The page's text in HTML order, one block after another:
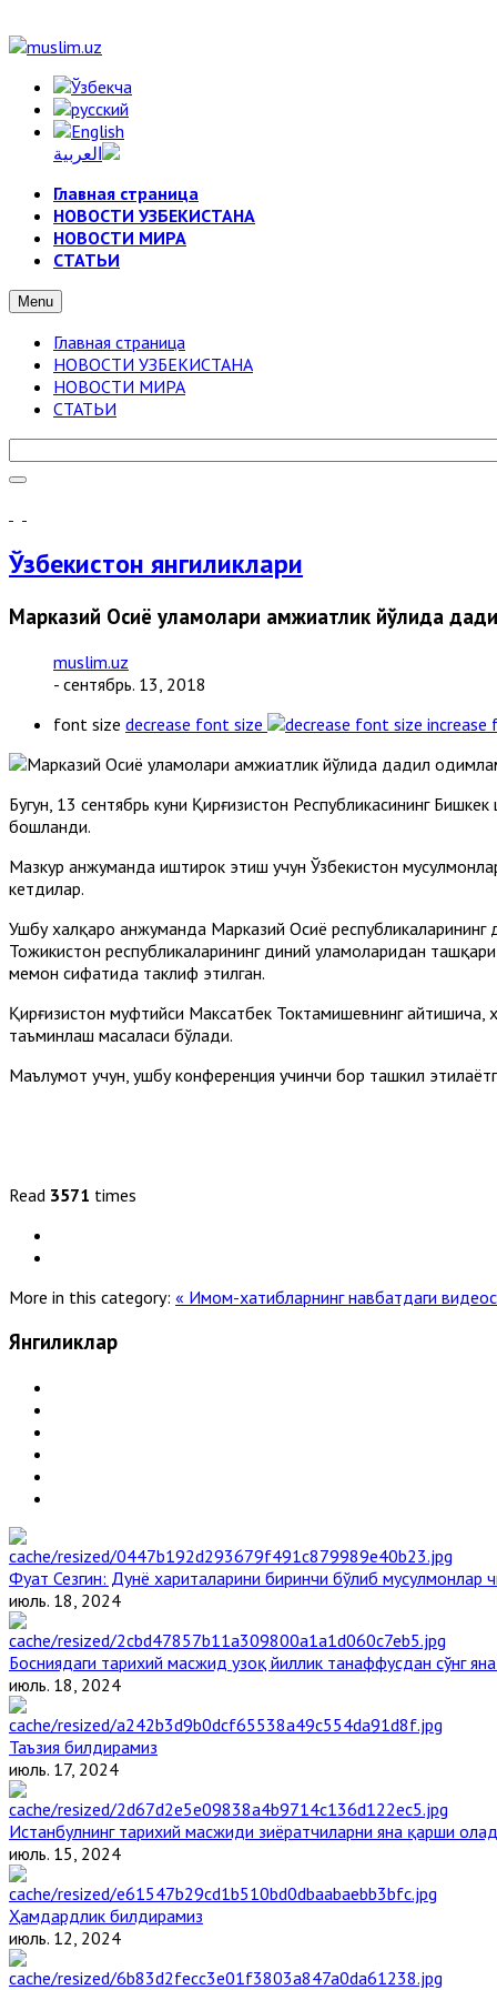
Главная страница
НОВОСТИ УЗБЕКИСТАНА
НОВОСТИ МИРА
СТАТЬИ
Menu
Главная страница
НОВОСТИ УЗБЕКИСТАНА
НОВОСТИ МИРА
СТАТЬИ
Ўзбекистон янгиликлари
Марказий Осиё уламолари ҳамжиҳатлик йўлида
muslim.uz
- сентябрь. 13, 2018
font size decrease font size increase
Бугун, 13 сентябрь куни Қирғизистон Республикасининг
бошланди.
Мазкур анжуманда иштирок этиш учун Ўзбекистон
кетдилар.
Ушбу халқаро анжуманда Марказий Осиё республикаларининг
Тожикистон республикаларининг диний уламоларидан
меҳмон сифатида таклиф этилган.
Қирғизистон муфтийси Максатбек Токтамишевнинг айтишича,
таъминлаш масаласи бўлади.
Маълумот учун, ушбу конференция учинчи бор ташкил
Read 3571 times
More in this category: « Имом-хатибларнинг навбатдаги
Янгиликлар
Фуат Сезгин: Дунё хариталарини биринчи бўлиб мусулмонлар
июль. 18, 2024
Босниядаги тарихий масжид узоқ йиллик танаффусдан сўнг
июль. 18, 2024
Таъзия билдирамиз
июль. 17, 2024
Истанбулнинг тарихий масжиди зиёратчиларни яна қарши
июль. 15, 2024
Ҳамдардлик билдирамиз
июль. 12, 2024